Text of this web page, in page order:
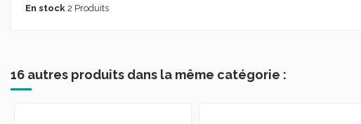
En stock 2 Produits
16 autres produits dans la même catégorie :